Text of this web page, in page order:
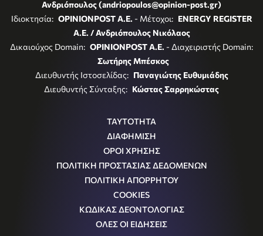
Ανδριόπουλος (andriopoulos@opinion-post.gr)
Ιδιοκτησία: OPINIONPOST A.E. - Μέτοχοι: ENERGY REGISTER
Α.Ε. / Ανδριόπουλος Νικόλαος
Δικαιούχος Domain: OPINIONPOST A.E. - Διαχειριστής Domain:
Σωτήρης Μπέσκος
Διευθυντής Ιστοσελίδας: Παναγιώτης Ευθυμιάδης
Διευθυντής Σύνταξης: Κώστας Σαρρηκώστας
ΤΑΥΤΟΤΗΤΑ
ΔΙΑΦΗΜΙΣΗ
ΟΡΟΙ ΧΡΗΣΗΣ
ΠΟΛΙΤΙΚΗ ΠΡΟΣΤΑΣΙΑΣ ΔΕΔΟΜΕΝΩΝ
ΠΟΛΙΤΙΚΗ ΑΠΟΡΡΗΤΟΥ
COOKIES
ΚΩΔΙΚΑΣ ΔΕΟΝΤΟΛΟΓΙΑΣ
ΟΛΕΣ ΟΙ ΕΙΔΗΣΕΙΣ